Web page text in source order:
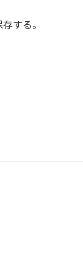
する。